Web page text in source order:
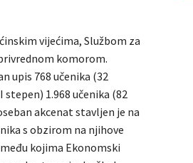
vijećima, Službom za
komorom.
upis 768 učenika (32
1.968 učenika (82
akcenat stavljen je na
s obzirom na njihove
kojima Ekonomski